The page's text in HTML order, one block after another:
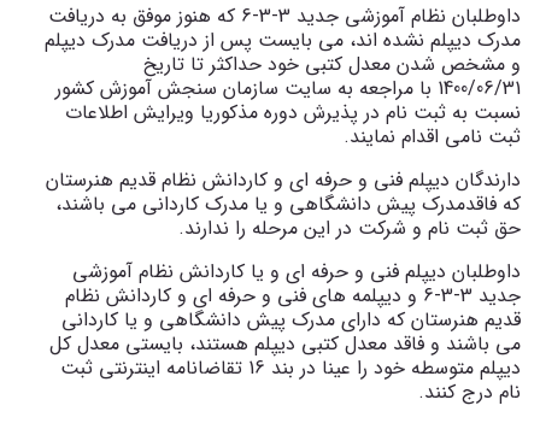
داوطلبان نظام آموزشی جدید 3-3-6 که هنوز موفق به دریافت
مدرک دیپلم نشده اند، می بایست پس از دریافت مدرک دیپلم
و مشخص شدن معدل کتبی خود حداکثر تا تاریخ
1400/06/31 با مراجعه به سایت سازمان سنجش آموزش کشور
نسبت به ثبت نام در پذیرش دوره مذکوریا ویرایش اطلاعات
ثبت نامی اقدام نمایند.
دارندگان دیپلم فنی و حرفه ای و کاردانش نظام قدیم هنرستان
که فاقدمدرک پیش دانشگاهی و یا مدرک کاردانی می باشند،
حق ثبت نام و شرکت در این مرحله را ندارند.
داوطلبان دیپلم فنی و حرفه ای و یا کاردانش نظام آموزشی
جدید 3-3-6 و دیپلمه های فنی و حرفه ای و کاردانش نظام
قدیم هنرستان که دارای مدرک پیش دانشگاهی و یا کاردانی
می باشند و فاقد معدل کتبی دیپلم هستند، بایستی معدل کل
دیپلم متوسطه خود را عینا در بند 16 تقاضانامه اینترنتی ثبت
نام درج کنند.